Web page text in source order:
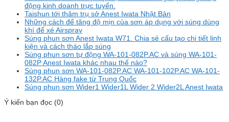
động kinh doanh trực tuyến.
Taishun tới thăm trụ sở Anest Iwata Nhật Bản
Những cách để tăng độ mịn của sơn áp dụng với súng dùng
khí để xé Airspray
Súng phun sơn Anest Iwata W71. Chia sẻ cấu tạo chi tiết linh
kiện và cách tháo lắp súng
Súng phun sơn tự động WA-101-082P.AC và súng WA-101-
082P Anest Iwata khác nhau thế nào?
Súng phun sơn WA-101-082P.AC WA-101-102P.AC WA-101-
132P.AC Hàng fake từ Trung Quốc
Súng phun sơn Wider1 Wider1L Wider 2 Wider2L Anest Iwata
Ý kiến bạn đọc (0)